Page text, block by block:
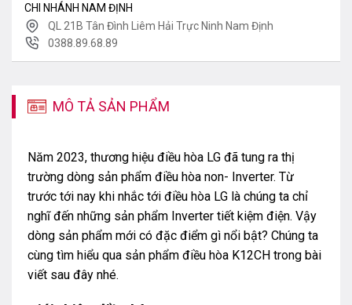
CHI NHÁNH NAM ĐỊNH
QL 21B Tân Đình Liêm Hải Trực Ninh Nam Định
0388.89.68.89
MÔ TẢ SẢN PHẨM
Năm 2023, thương hiệu điều hòa LG đã tung ra thị
trường dòng sản phẩm điều hòa non- Inverter. Từ
trước tới nay khi nhắc tới điều hòa LG là chúng ta chỉ
nghĩ đến những sản phẩm Inverter tiết kiệm điện. Vậy
dòng sản phẩm mới có đặc điểm gì nổi bật? Chúng ta
cùng tìm hiểu qua sản phẩm điều hòa K12CH trong bài
viết sau đây nhé.